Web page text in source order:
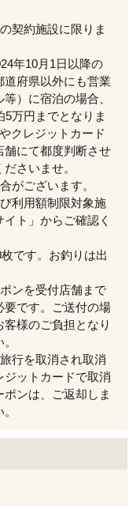
契約施設に限りま
年10月1日以降の
府県以外にも営業
）に宿泊の場合、
5万円までとなりま
クレジットカード
舗にて都度判断させ
さいませ。
がございます。
利用額制限対象施
ト」からご確認く
です。お釣りは出
ンを受付店舗まで
要です。ご送付の場
様のご負担となり
行を取消され取消
ットカードで取消
ンは、ご返却しま